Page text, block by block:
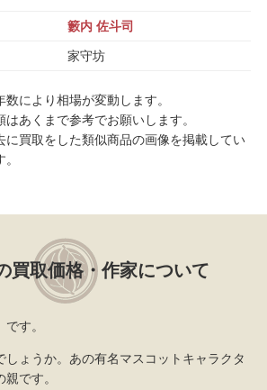
籔内 佐斗司
家守坊
により相場が変動します。
あくまで参考でお願いします。
買取をした類似商品の画像を掲載してい
買取価格・作家について
す。
しょうか。あの有名マスコットキャラクタ
です。